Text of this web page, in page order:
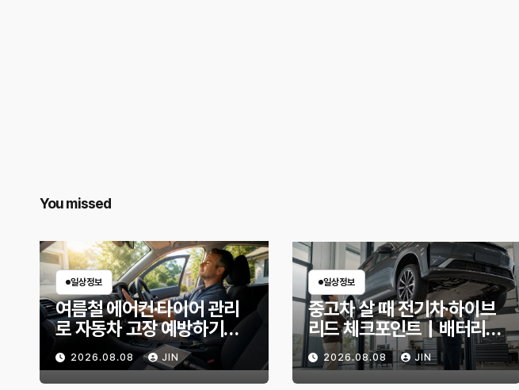
You missed
일상정보
여름철 에어컨·타이어 관리
로 자동차 고장 예방하기｜
10분 점검 루틴, 무엇부터 확
인할까?
2026.08.08 JIN
일상정보
중고차 살 때 전기차·하이브
리드 체크포인트｜배터리
상태 확인법과 놓치기 쉬운
위험 신호
2026.08.08 JIN